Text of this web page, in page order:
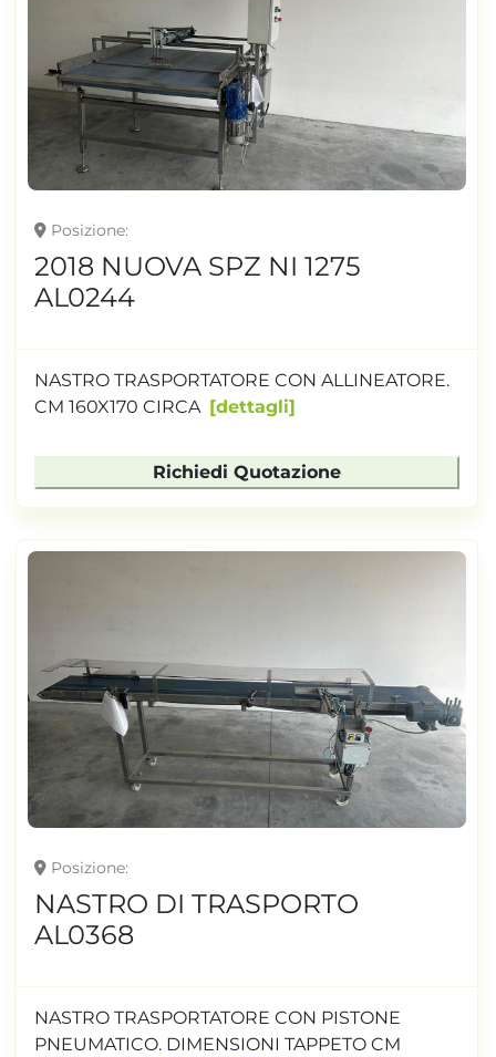
Posizione
2018 NUOVA SPZ NI 1275
AL0244
NASTRO TRASPORTATORE CON ALLINEATORE.
CM 160X170 CIRCA
dettagli
Richiedi Quotazione
Posizione
NASTRO DI TRASPORTO
AL0368
NASTRO TRASPORTATORE CON PISTONE
PNEUMATICO. DIMENSIONI TAPPETO CM